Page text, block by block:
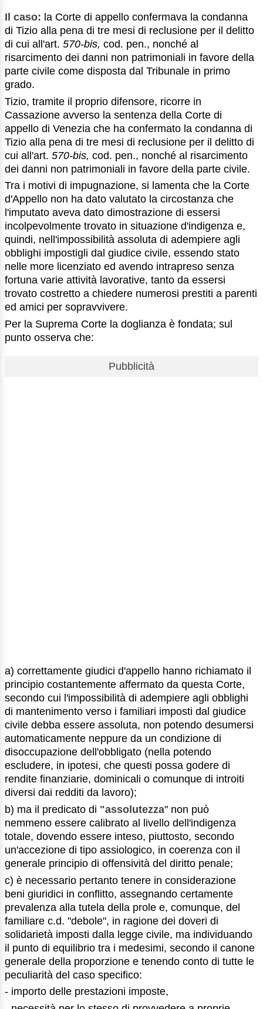
Il caso: la Corte di appello confermava la condanna
di Tizio alla pena di tre mesi di reclusione per il delitto
di cui all'art. 570-bis, cod. pen., nonché al
risarcimento dei danni non patrimoniali in favore della
parte civile come disposta dal Tribunale in primo
grado.
Tizio, tramite il proprio difensore, ricorre in
Cassazione avverso la sentenza della Corte di
appello di Venezia che ha confermato la condanna di
Tizio alla pena di tre mesi di reclusione per il delitto di
cui all'art. 570-bis, cod. pen., nonché al risarcimento
dei danni non patrimoniali in favore della parte civile.
Tra i motivi di impugnazione, si lamenta che la Corte
d'Appello non ha dato valutato la circostanza che
l'imputato aveva dato dimostrazione di essersi
incolpevolmente trovato in situazione d'indigenza e,
quindi, nell'impossibilità assoluta di adempiere agli
obblighi impostigli dal giudice civile, essendo stato
nelle more licenziato ed avendo intrapreso senza
fortuna varie attività lavorative, tanto da essersi
trovato costretto a chiedere numerosi prestiti a parenti
ed amici per sopravvivere.
Per la Suprema Corte la doglianza è fondata; sul
punto osserva che:
Pubblicità
a) correttamente giudici d'appello hanno richiamato il
principio costantemente affermato da questa Corte,
secondo cui l'impossibilità di adempiere agli obblighi
di mantenimento verso i familiari imposti dal giudice
civile debba essere assoluta, non potendo desumersi
automaticamente neppure da un condizione di
disoccupazione dell'obbligato (nella potendo
escludere, in ipotesi, che questi possa godere di
rendite finanziarie, dominicali o comunque di introiti
diversi dai redditi da lavoro);
b) ma il predicato di "assolutezza" non può
nemmeno essere calibrato al livello dell'indigenza
totale, dovendo essere inteso, piuttosto, secondo
un'accezione di tipo assiologico, in coerenza con il
generale principio di offensività del diritto penale;
c) è necessario pertanto tenere in considerazione
beni giuridici in conflitto, assegnando certamente
prevalenza alla tutela della prole e, comunque, del
familiare c.d. "debole", in ragione dei doveri di
solidarietà imposti dalla legge civile, ma individuando
il punto di equilibrio tra i medesimi, secondo il canone
generale della proporzione e tenendo conto di tutte le
peculiarità del caso specifico:
- importo delle prestazioni imposte,